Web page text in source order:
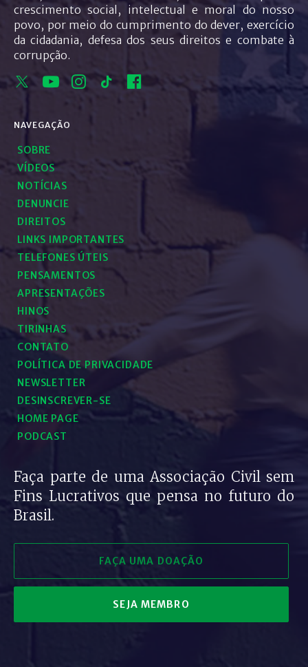
crescimento social, intelectual e moral do nosso
povo, por meio do cumprimento do dever, exercício
da cidadania, defesa dos seus direitos e combate à
corrupção.
NAVEGAÇÃO
SOBRE
VÍDEOS
NOTÍCIAS
DENUNCIE
DIREITOS
LINKS IMPORTANTES
TELEFONES ÚTEIS
PENSAMENTOS
APRESENTAÇÕES
HINOS
TIRINHAS
CONTATO
POLÍTICA DE PRIVACIDADE
NEWSLETTER
DESINSCREVER-SE
HOME PAGE
PODCAST
Faça parte de uma Associação Civil sem
Fins Lucrativos que pensa no futuro do
Brasil.
FAÇA UMA DOAÇÃO
SEJA MEMBRO